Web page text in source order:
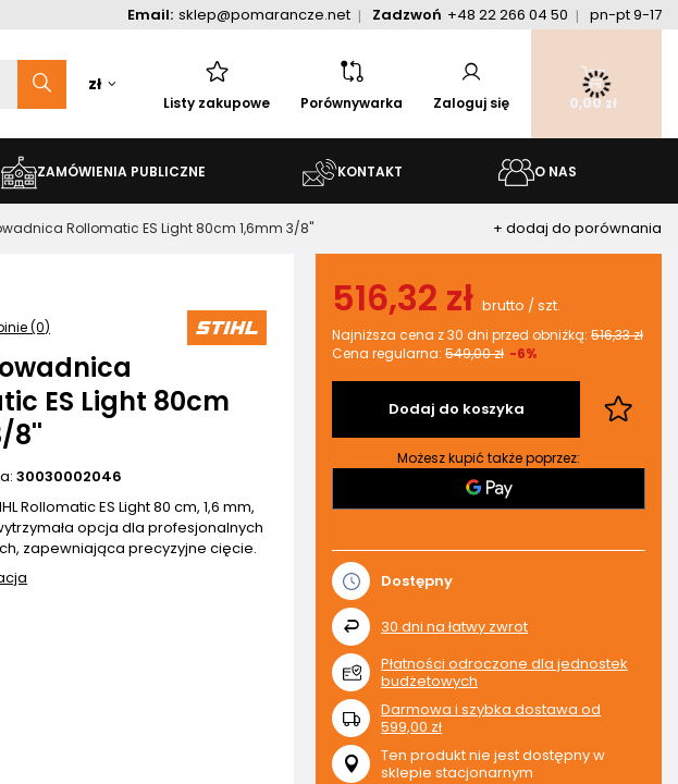
Email: sklep@pomarancze.net Zadzwoń +48 22 266 04 50 pn-pt 9-17
zł
Listy zakupowe Porównywarka Zaloguj się 0,00 zł
ZAMÓWIENIA PUBLICZNE KONTAKT O NAS
Rollomatic ES Light 80cm 1,6mm 3/8'' + dodaj do porównania
(0)
ES Light 80cm
8''
30030002046
Rollomatic ES Light 80 cm, 1,6 mm,
opcja dla profesjonalnych
zapewniająca precyzyjne cięcie.
516,32 zł brutto /szt.
Najniższa cena z 30 dni przed obniżką:516,33 zł
Cena regularna:549,00 zł -6%
Dodaj do koszyka
Możesz kupić także poprzez:
Dostępny
30 dni na łatwy zwrot
Płatności odroczone dla jednostek
budżetowych
Darmowa i szybka dostawa od
599,00 zł
Ten produkt nie jest dostępny w
sklepie stacjonarnym